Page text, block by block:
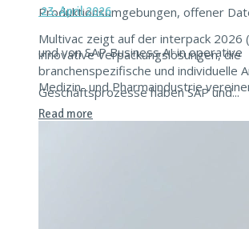
Produktionsumgebungen, offener
und von SAP Business AI in operative
Geschäftsprozesse haben SAP und...
23. April 2026
Multivac zeigt auf der interpack 2026
innovative Verpackungslösungen, die
branchenspezifische und individuelle
Medizin- und Pharmaindustrie
Read more